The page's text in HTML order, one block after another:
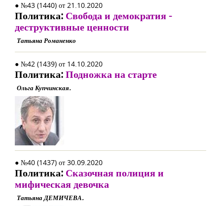
● №43 (1440) от 21.10.2020
Политика: Свобода и демократия -
деструктивные ценности
Татьяна Романенко
● №42 (1439) от 14.10.2020
Политика:Подножка на старте
Ольга Купчинская.
● №40 (1437) от 30.09.2020
Политика: Сказочная полиция и
мифическая девочка
Татьяна ДЕМИЧЕВА.